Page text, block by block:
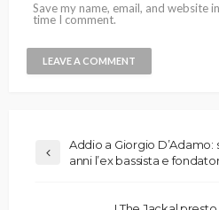
Save my name, email, and website
time I comment.
Addio a Giorgio D’Adamo:
anni l’ex bassista e